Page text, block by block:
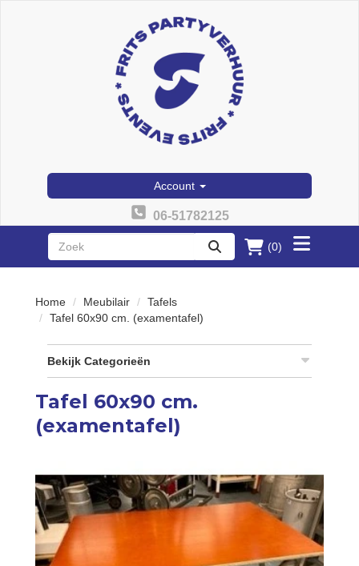
Account
06-51782125
zoeken
(0)
Toggle
menu
Home Meubilair
Tafels
Tafel 60x90 cm. (examentafel)
Bekijk Categorieën
Tafel 60x90 cm.
(examentafel)